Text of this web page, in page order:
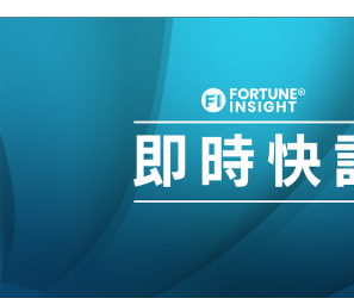
科技｜iPhone 18 Pro成本或升
定新機售價
本地｜香港迪拜下月10日合辦
財經｜大摩削老鋪黃金目標價
持」評級
13:49
本地｜華嫂冰室太子店涉提供
中國｜強颱風「白海豚」殘渦